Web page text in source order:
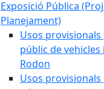
Exposició Pública
Planejament)
Usos
públic de
Rodon
Usos